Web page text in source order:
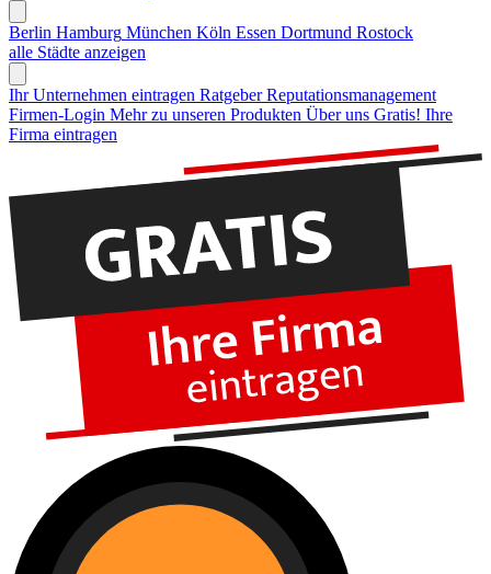
Berlin Hamburg München Köln Essen Dortmund Rostock
alle Städte anzeigen
Ihr Unternehmen eintragen Ratgeber Reputationsmanagement
Firmen-Login Mehr zu unseren Produkten Über uns Gratis! Ihre
Firma eintragen